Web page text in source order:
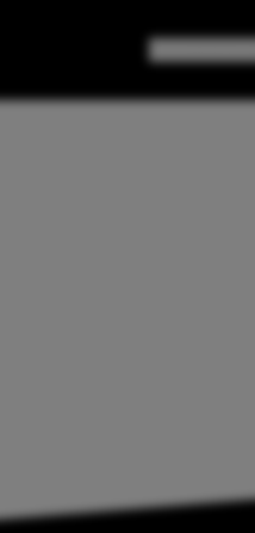
GAMES GEAR